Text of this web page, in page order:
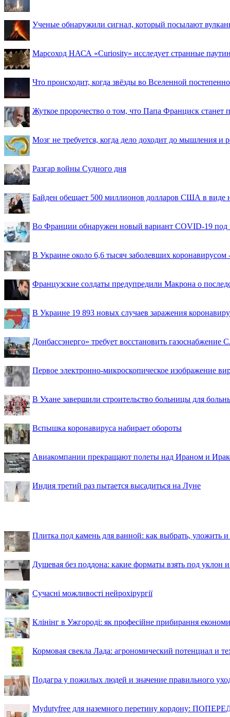
Ученые обнаружили сигнал, который посылают
Марсоход НАСА «Curiosity» исследует странные
Что происходит, когда звёзды во Вселенной
Жуткое пророчество о том, что Папа Франциск
Мозг не требуется, когда дело доходит до мышления и
Разгар войны Судного дня
Байден обещает 500 миллионов долларов США в
Во Франции обнаружен новый вариант COVID-19 под
В Украине около 6,6 тысяч заболевших коронавирусом
Французские солдаты предупредили Макрона о
В Украине 19 893 новых случаев заражения
Донбассэнерго» требует восстановить газоснабжение
Первое электронно-микроскопическое изображение
В Ухане завершили строительство больницы для
Вспышка коронавируса набирает обороты
Авиакомпании прекращают полеты над Ираном и
Индия третий раз пытается высадиться на Луне
Плитка под камень для ванной: как выбрать, уложить
Душевая без поддона: какие форматы взять под уклон
Сучасні можливості нейрохірургії
Клінінг в Ужгороді: як професійне прибирання
Кормовая свекла Лада: агрономический потенциал и
Подагра у пожилых людей и значение правильного
Mydutyfree для наземного перетину кордону: